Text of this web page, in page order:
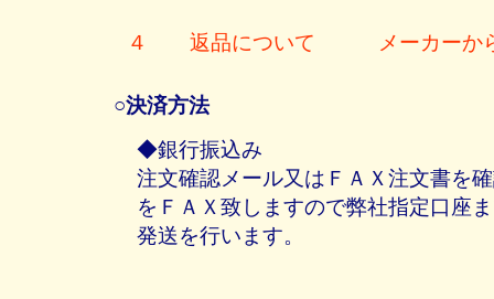
４ 返品について メーカーから直
○決済方法
◆銀行振込み
注文確認メール又はＦＡＸ注文書を
をＦＡＸ致しますので弊社指定口座
発送を行います。